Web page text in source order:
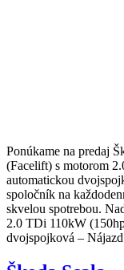
Ponúkame na predaj
(Facelift) s motorom
automatickou
spoločník na
skvelou spotrebou.
2.0 TDi 110kW
dvojspojková –